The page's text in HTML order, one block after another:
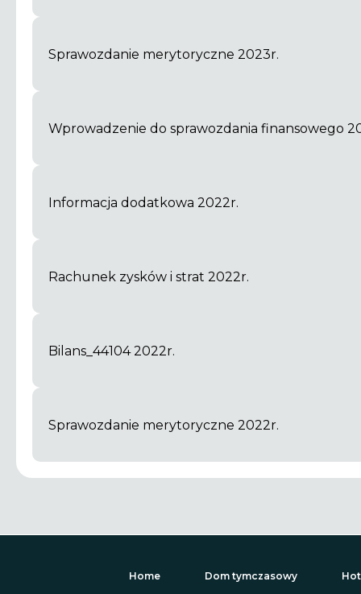
Sprawozdanie merytoryczne 2023r.
Wprowadzenie do sprawozdania finansowego
Informacja dodatkowa 2022r.
Rachunek zysków i strat 2022r.
Bilans_44104 2022r.
Sprawozdanie merytoryczne 2022r.
Home Dom tymczasowy